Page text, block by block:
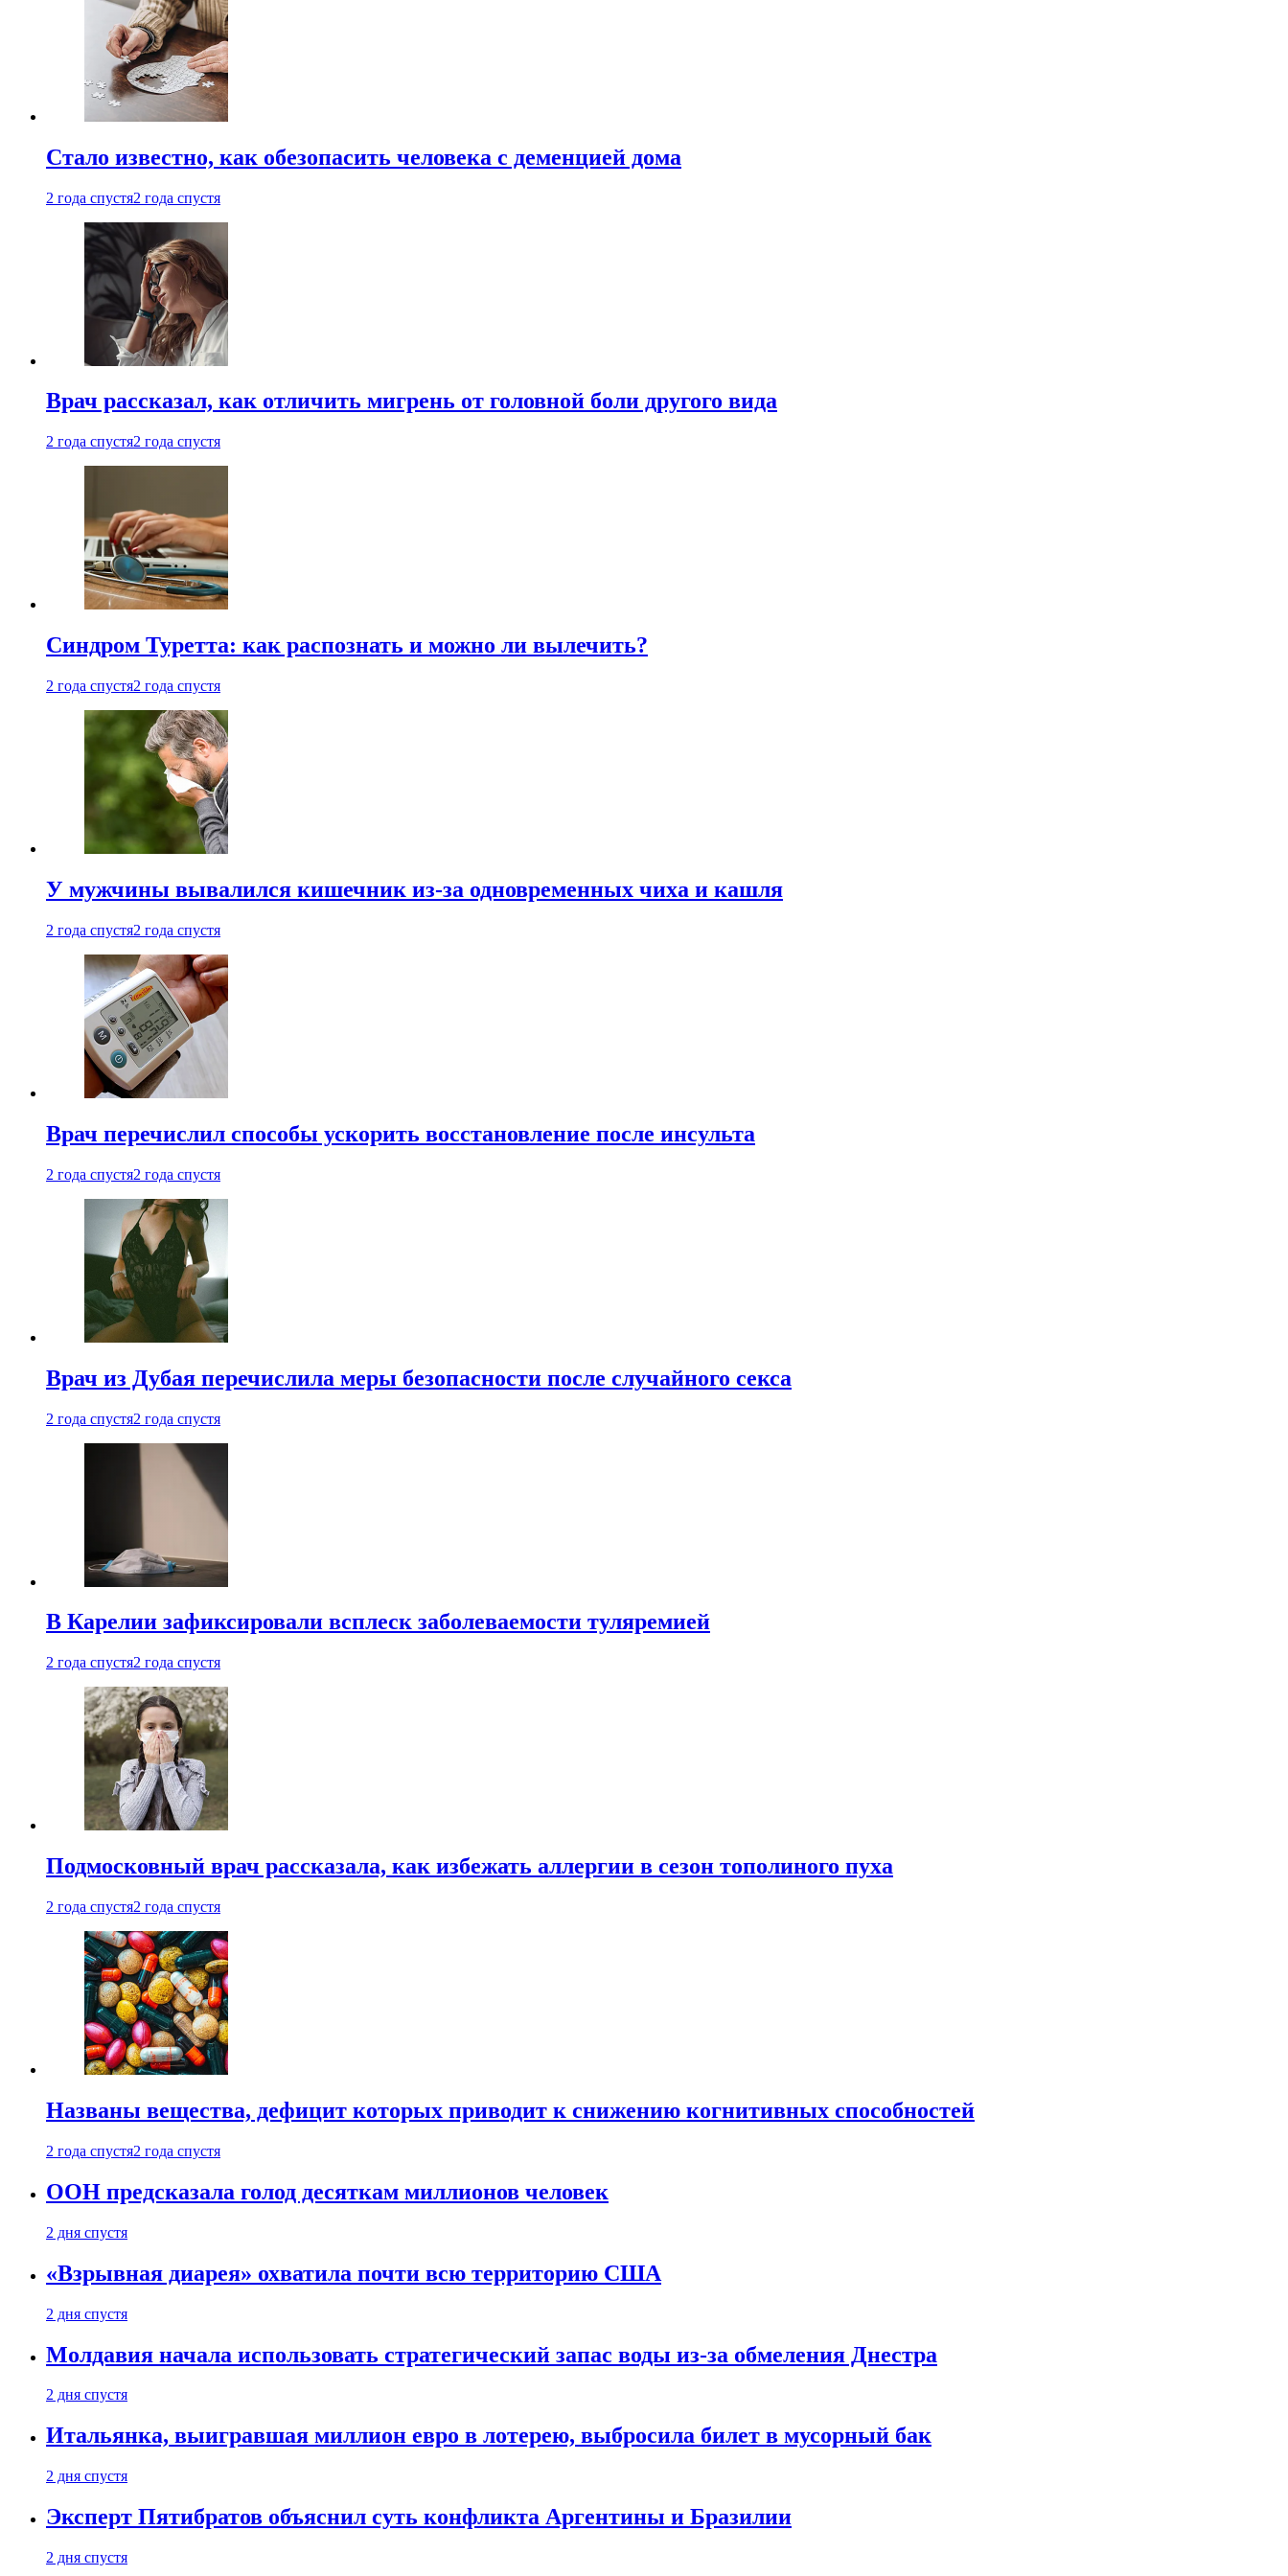
Стало известно, как обезопасить человека с деменцией дома
2 года спустя2 года спустя
Врач рассказал, как отличить мигрень от головной боли другого вида
2 года спустя2 года спустя
Синдром Туретта: как распознать и можно ли вылечить?
2 года спустя2 года спустя
У мужчины вывалился кишечник из-за одновременных чиха и кашля
2 года спустя2 года спустя
Врач перечислил способы ускорить восстановление после инсульта
2 года спустя2 года спустя
Врач из Дубая перечислила меры безопасности после случайного секса
2 года спустя2 года спустя
В Карелии зафиксировали всплеск заболеваемости туляремией
2 года спустя2 года спустя
Подмосковный врач рассказала, как избежать аллергии в сезон тополиного пуха
2 года спустя2 года спустя
Названы вещества, дефицит которых приводит к снижению когнитивных способностей
2 года спустя2 года спустя
ООН предсказала голод десяткам миллионов человек
2 дня спустя
«Взрывная диарея» охватила почти всю территорию США
2 дня спустя
Молдавия начала использовать стратегический запас воды из-за обмеления Днестра
2 дня спустя
Итальянка, выигравшая миллион евро в лотерею, выбросила билет в мусорный бак
2 дня спустя
Эксперт Пятибратов объяснил суть конфликта Аргентины и Бразилии
2 дня спустя